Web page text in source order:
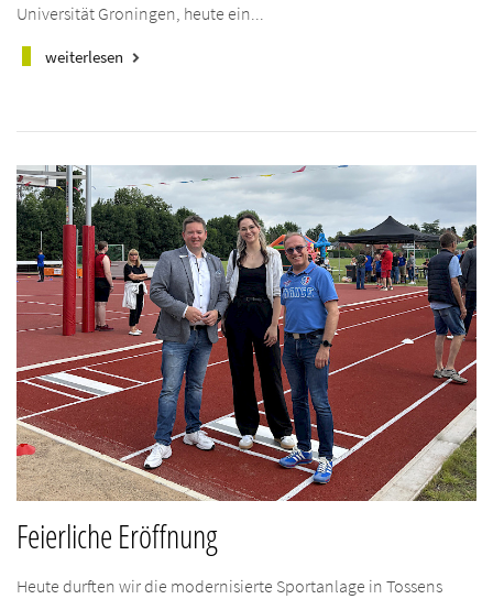
Universität Groningen, heute ein...
weiterlesen keyboard_arrow_right
Feierliche Eröffnung
Heute durften wir die modernisierte Sportanlage in Tossens